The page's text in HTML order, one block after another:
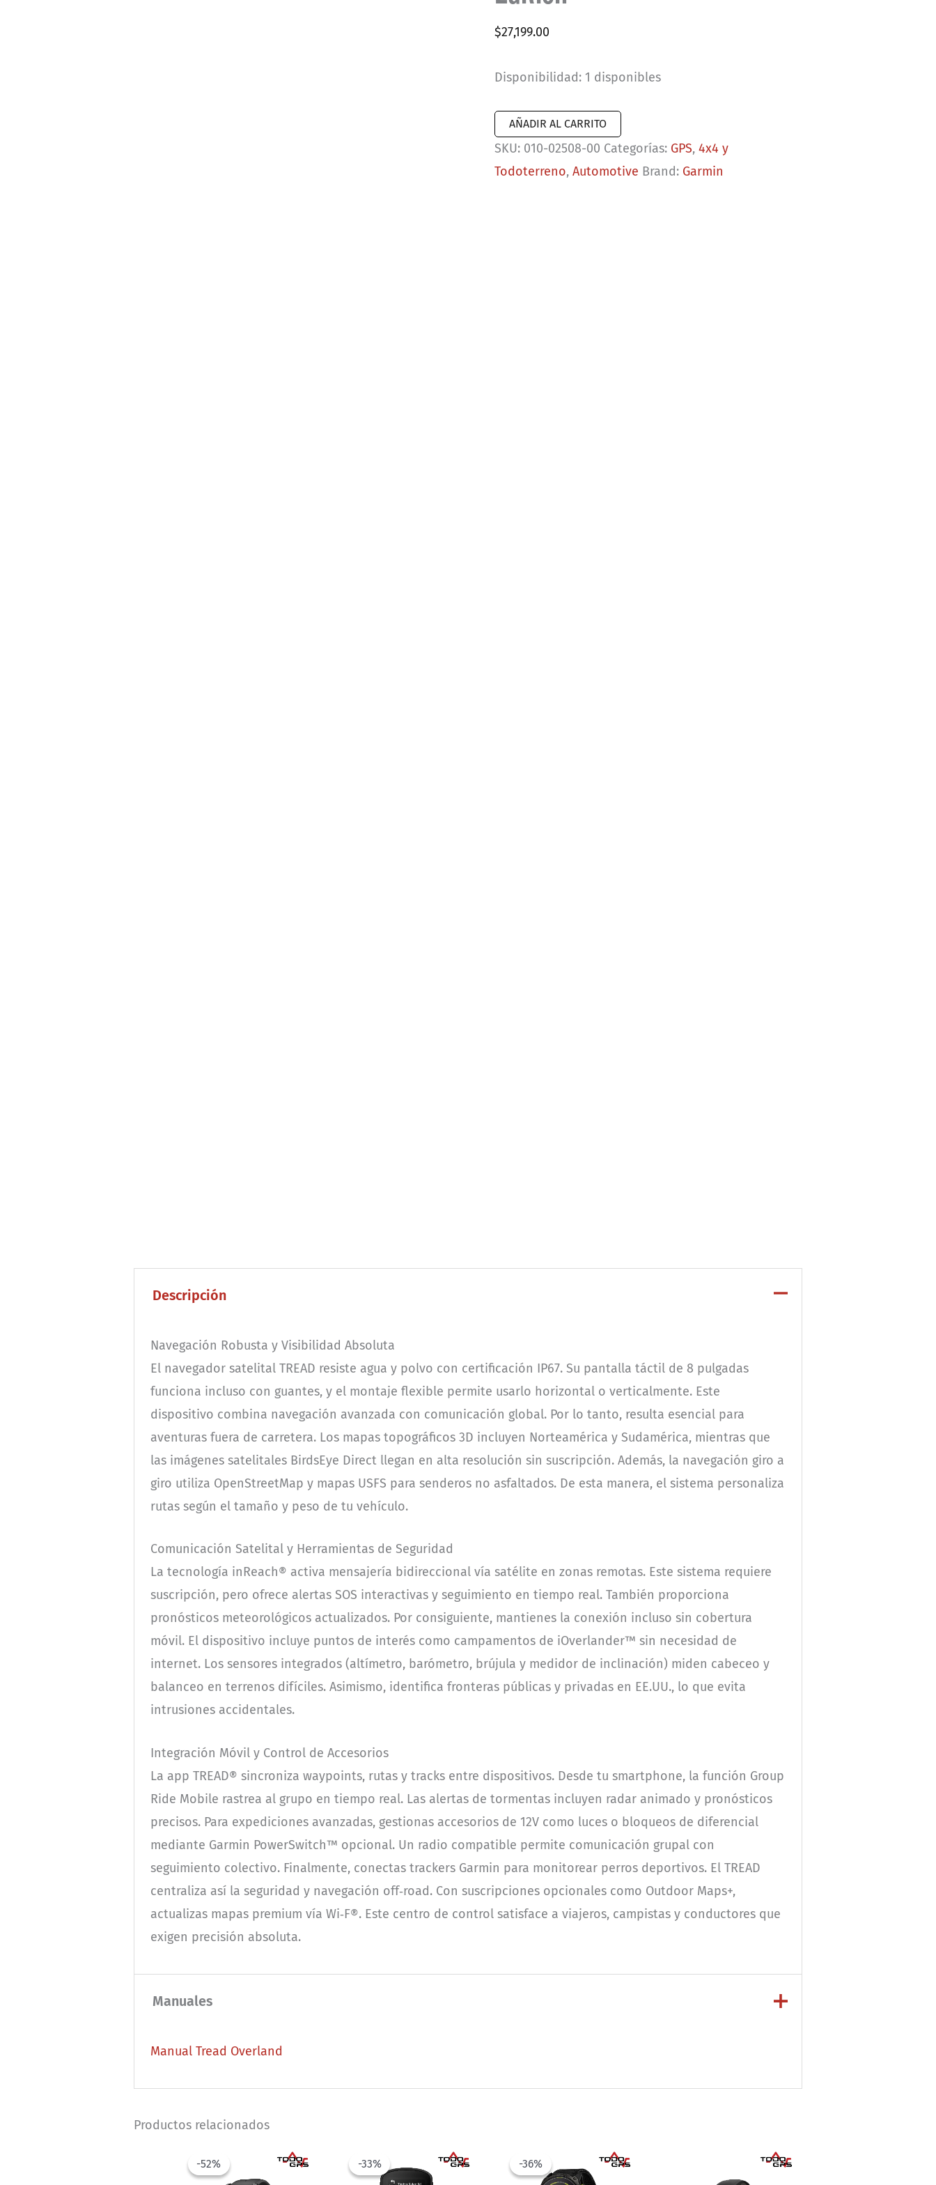
$27,199.00
Disponibilidad: 1 disponibles
Garmin
Tread
2
AÑADIR AL CARRITO
SKU: 010-02508-00 Categorías: GPS,4x4 y
Todoterreno,Automotive Brand: Garmin
Descripción
Navegación Robusta y Visibilidad Absoluta
El navegador satelital TREAD resiste agua y polvo con certificación IP67. Su pantalla táctil de 8 pulgadas
funciona incluso con guantes, y el montaje flexible permite usarlo horizontal o verticalmente. Este
dispositivo combina navegación avanzada con comunicación global. Por lo tanto, resulta esencial para
aventuras fuera de carretera. Los mapas topográficos 3D incluyen Norteamérica y Sudamérica, mientras que
las imágenes satelitales BirdsEye Direct llegan en alta resolución sin suscripción. Además, la navegación giro a
giro utiliza OpenStreetMap y mapas USFS para senderos no asfaltados. De esta manera, el sistema personaliza
rutas según el tamaño y peso de tu vehículo.
Comunicación Satelital y Herramientas de Seguridad
La tecnología inReach® activa mensajería bidireccional vía satélite en zonas remotas. Este sistema requiere
suscripción, pero ofrece alertas SOS interactivas y seguimiento en tiempo real. También proporciona
pronósticos meteorológicos actualizados. Por consiguiente, mantienes la conexión incluso sin cobertura
móvil. El dispositivo incluye puntos de interés como campamentos de iOverlander™ sin necesidad de
internet. Los sensores integrados (altímetro, barómetro, brújula y medidor de inclinación) miden cabeceo y
balanceo en terrenos difíciles. Asimismo, identifica fronteras públicas y privadas en EE.UU., lo que evita
intrusiones accidentales.
Integración Móvil y Control de Accesorios
La app TREAD® sincroniza waypoints, rutas y tracks entre dispositivos. Desde tu smartphone, la función Group
Ride Mobile rastrea al grupo en tiempo real. Las alertas de tormentas incluyen radar animado y pronósticos
precisos. Para expediciones avanzadas, gestionas accesorios de 12V como luces o bloqueos de diferencial
mediante Garmin PowerSwitch™ opcional. Un radio compatible permite comunicación grupal con
seguimiento colectivo. Finalmente, conectas trackers Garmin para monitorear perros deportivos. El TREAD
centraliza así la seguridad y navegación off‑road. Con suscripciones opcionales como Outdoor Maps+,
actualizas mapas premium vía Wi‑F®. Este centro de control satisface a viajeros, campistas y conductores que
exigen precisión absoluta.
Manuales
Manual Tread Overland
Productos relacionados
-52%
-52% -33%
-33% -36%
-36%